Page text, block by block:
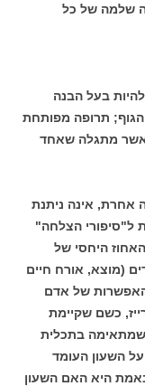
שלמה של כל
בעל הבנה
תרופה מפותחת
אשר מתגלה שאחד
אחרת, אינה ניתנת
ל"סיפורי הצלחה"
היחסי של
(מוצא, אורח חיים
האפשרות של אדם
כשם שקיימת
שמתאימה בתכלית
השעון העומד
היא האם השעון